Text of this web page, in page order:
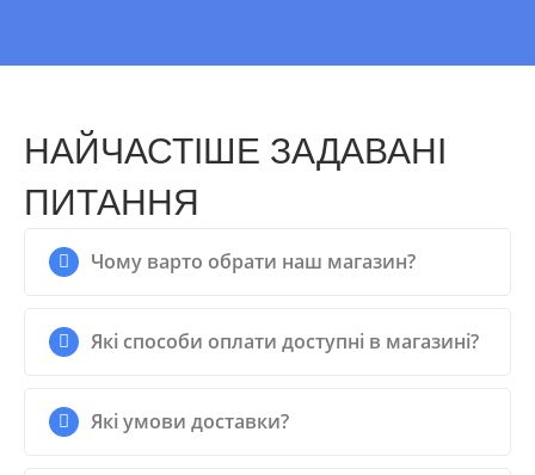
НАЙЧАСТІШЕ ЗАДАВАНІ
ПИТАННЯ
Чому варто обрати наш магазин?
Які способи оплати доступні в магазині?
Які умови доставки?